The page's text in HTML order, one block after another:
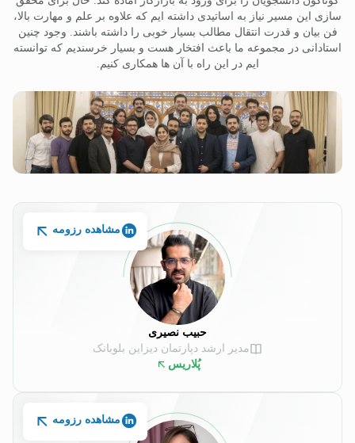
سازی این مسیر نیاز به اساتیدی داشته ایم که علاوه بر علم و مهارت بالا،
فن بیان و قدرت انتقال مطالب بسیار خوبی را داشته باشند. وجود چنین
استادانی در مجموعه ما باعث افتخار هست و بسیار خرسندیم که توانسته
ایم در این راه با آن ها همکاری کنیم.
مشاهده رزومه
حبیب نصیری
مدیر ارشد دپارتمان دیزاین بلوبانک
پُلاریس
مشاهده رزومه